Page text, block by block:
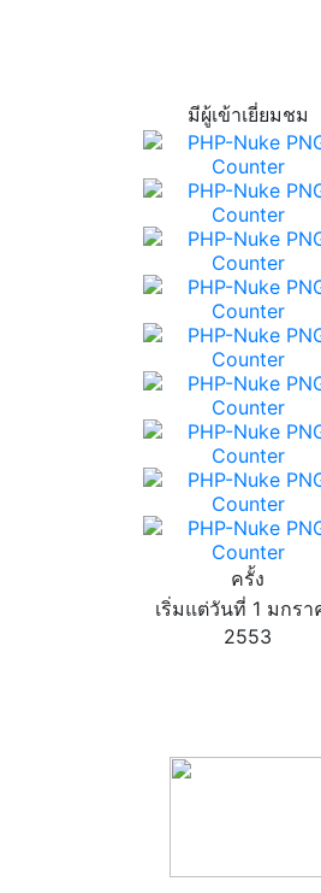
มีผู้เข้าเยี่ยมชม
ครั้ง
เริ่มแต่วันที่ 1 มกรา
2553